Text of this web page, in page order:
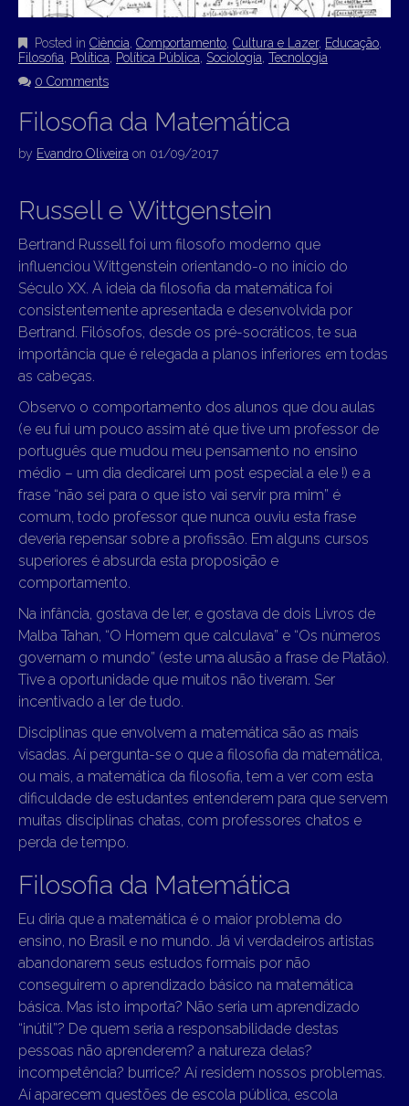
Posted in Ciência Comportamento Cultura e Lazer, Educação
Filosofia
Política Política Pública Sociologia Tecnologia
0 Comments
Filosofia da Matemática
by Evandro Oliveira on 01/09/2017
Russell e Wittgenstein
Bertrand Russell foi um filosofo moderno que
influenciou Wittgenstein orientando-o no início do
Século XX. A ideia da filosofia da matemática foi
consistentemente apresentada e desenvolvida por
Bertrand. Filósofos, desde os pré-socráticos, te sua
importância que é relegada a planos inferiores em todas
as cabeças.
Observo o comportamento dos alunos que dou aulas
(e eu fui um pouco assim até que tive um professor de
português que mudou meu pensamento no ensino
médio – um dia dedicarei um post especial a ele !) e a
frase “não sei para o que isto vai servir pra mim” é
comum, todo professor que nunca ouviu esta frase
deveria repensar sobre a profissão. Em alguns cursos
superiores é absurda esta proposição e
comportamento.
Na infância, gostava de ler, e gostava de dois Livros de
Malba Tahan, “O Homem que calculava” e “Os números
governam o mundo” (este uma alusão a frase de Platão).
Tive a oportunidade que muitos não tiveram. Ser
incentivado a ler de tudo.
Disciplinas que envolvem a matemática são as mais
visadas. Aí pergunta-se o que a filosofia da matemática,
ou mais, a matemática da filosofia, tem a ver com esta
dificuldade de estudantes entenderem para que servem
muitas disciplinas chatas, com professores chatos e
perda de tempo.
Filosofia da Matemática
Eu diria que a matemática é o maior problema do
ensino, no Brasil e no mundo. Já vi verdadeiros artistas
abandonarem seus estudos formais por não
conseguirem o aprendizado básico na matemática
básica. Mas isto importa? Não seria um aprendizado
“inútil”? De quem seria a responsabilidade destas
pessoas não aprenderem? a natureza delas?
incompetência? burrice? Aí residem nossos problemas.
Aí aparecem questões de escola pública, escola